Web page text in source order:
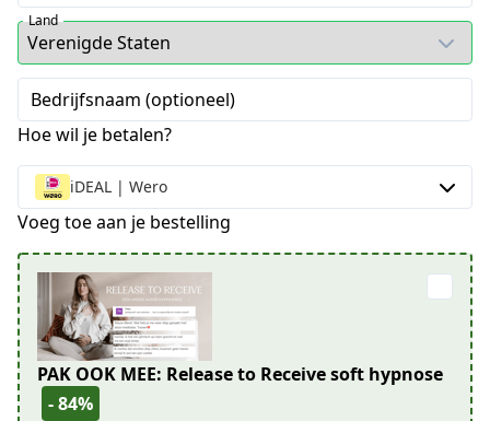
Land
Bedrijfsnaam (optioneel)
Hoe wil je betalen?
iDEAL | Wero
Voeg toe aan je bestelling
PAK OOK MEE: Release to Receive soft hypnose
- 84%